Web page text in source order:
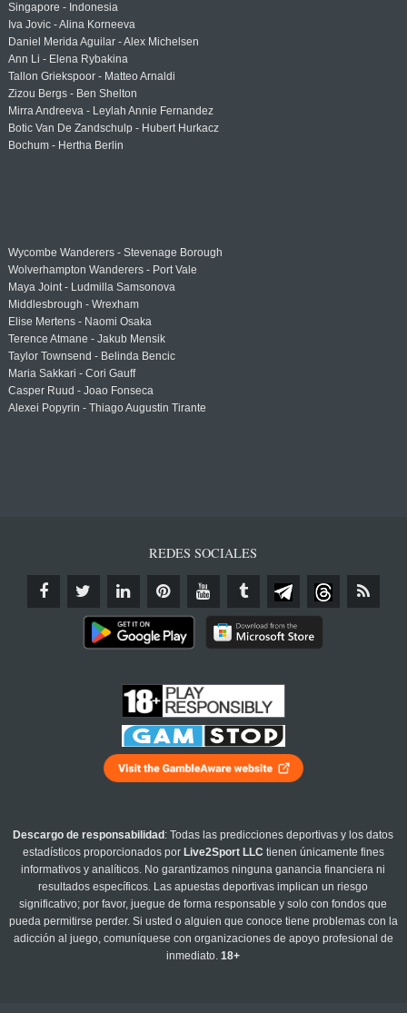
Singapore - Indonesia
Iva Jovic - Alina Korneeva
Daniel Merida Aguilar - Alex Michelsen
Ann Li - Elena Rybakina
Tallon Griekspoor - Matteo Arnaldi
Zizou Bergs - Ben Shelton
Mirra Andreeva - Leylah Annie Fernandez
Botic Van De Zandschulp - Hubert Hurkacz
Bochum - Hertha Berlin
Wycombe Wanderers - Stevenage Borough
Wolverhampton Wanderers - Port Vale
Maya Joint - Ludmilla Samsonova
Middlesbrough - Wrexham
Elise Mertens - Naomi Osaka
Terence Atmane - Jakub Mensik
Taylor Townsend - Belinda Bencic
Maria Sakkari - Cori Gauff
Casper Ruud - Joao Fonseca
Alexei Popyrin - Thiago Augustin Tirante
REDES SOCIALES
Descargo de responsabilidad : Todas las predicciones deportivas y los datos
estadísticos proporcionados por Live2Sport LLC tienen únicamente fines
informativos y analíticos. No garantizamos ninguna ganancia financiera ni
resultados específicos. Las apuestas deportivas implican un riesgo
significativo; por favor, juegue de forma responsable y solo con fondos que
pueda permitirse perder. Si usted o alguien que conoce tiene problemas con la
adicción al juego, comuníquese con organizaciones de apoyo profesional de
inmediato.18+